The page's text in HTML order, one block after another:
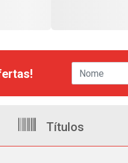
Títulos